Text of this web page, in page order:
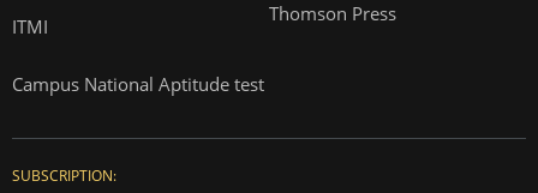
ITMI
Campus National Aptitude test
Thomson Press
SUBSCRIPTION: